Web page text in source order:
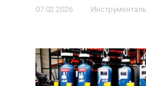
07.02.2026